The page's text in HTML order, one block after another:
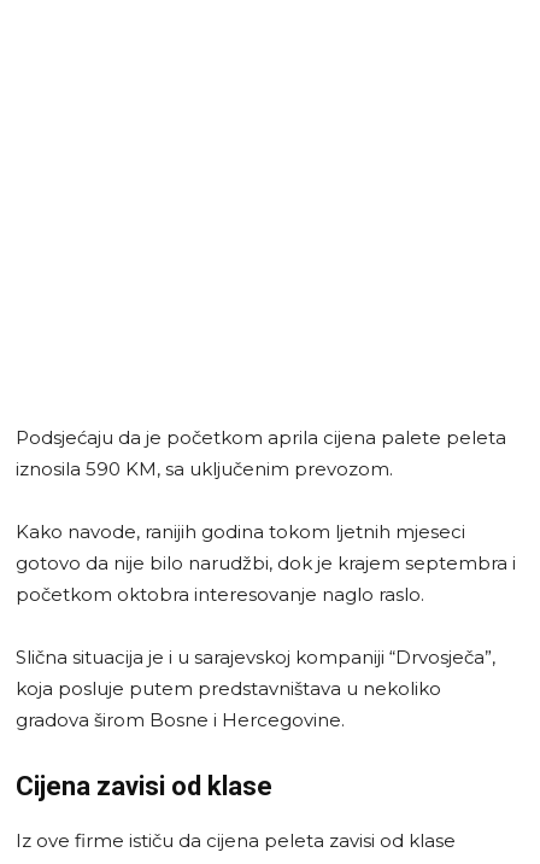
Podsjećaju da je početkom aprila cijena palete peleta
iznosila 590 KM, sa uključenim prevozom.
Kako navode, ranijih godina tokom ljetnih mjeseci
gotovo da nije bilo narudžbi, dok je krajem septembra i
početkom oktobra interesovanje naglo raslo.
Slična situacija je i u sarajevskoj kompaniji “Drvosječa”,
koja posluje putem predstavništava u nekoliko
gradova širom Bosne i Hercegovine.
Cijena zavisi od klase
Iz ove firme ističu da cijena peleta zavisi od klase